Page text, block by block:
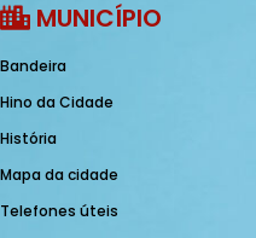
MUNICÍPIO
Bandeira
Hino da Cidade
História
Mapa da cidade
Telefones úteis